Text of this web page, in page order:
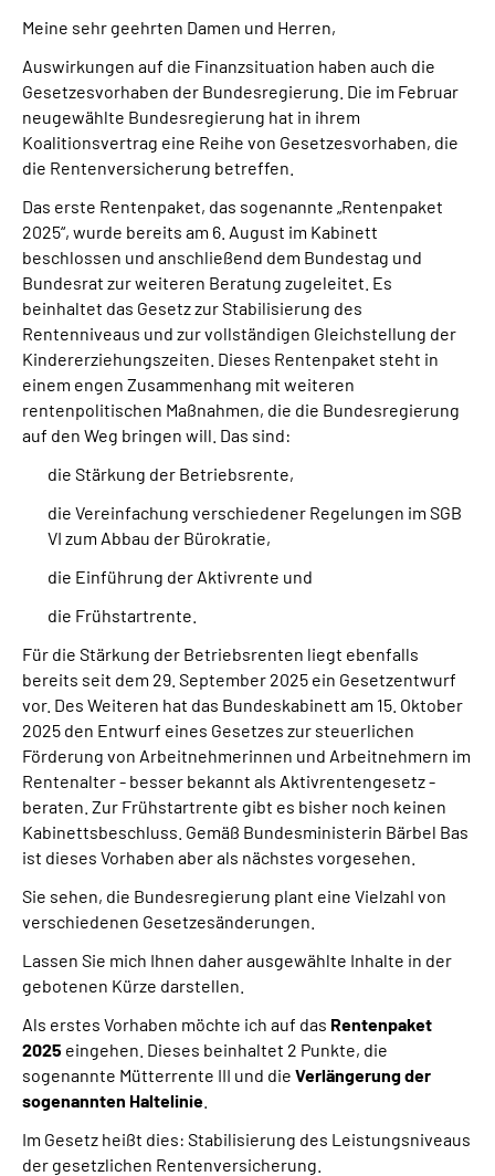
Meine sehr geehrten Damen und Herren,
Auswirkungen auf die Finanzsituation haben auch die
Gesetzesvorhaben der Bundesregierung. Die im Februar
neugewählte Bundesregierung hat in ihrem
Koalitionsvertrag eine Reihe von Gesetzesvorhaben, die
die Rentenversicherung betreffen.
Das erste Rentenpaket, das sogenannte „Rentenpaket
2025“, wurde bereits am 6. August im Kabinett
beschlossen und anschließend dem Bundestag und
Bundesrat zur weiteren Beratung zugeleitet. Es
beinhaltet das Gesetz zur Stabilisierung des
Rentenniveaus und zur vollständigen Gleichstellung der
Kindererziehungszeiten. Dieses Rentenpaket steht in
einem engen Zusammenhang mit weiteren
rentenpolitischen Maßnahmen, die die Bundesregierung
auf den Weg bringen will. Das sind:
die Stärkung der Betriebsrente,
die Vereinfachung verschiedener Regelungen im SGB
VI zum Abbau der Bürokratie,
die Einführung der Aktivrente und
die Frühstartrente.
Für die Stärkung der Betriebsrenten liegt ebenfalls
bereits seit dem 29. September 2025 ein Gesetzentwurf
vor. Des Weiteren hat das Bundeskabinett am 15. Oktober
2025 den Entwurf eines Gesetzes zur steuerlichen
Förderung von Arbeitnehmerinnen und Arbeitnehmern im
Rentenalter - besser bekannt als Aktivrentengesetz -
beraten. Zur Frühstartrente gibt es bisher noch keinen
Kabinettsbeschluss. Gemäß Bundesministerin Bärbel Bas
ist dieses Vorhaben aber als nächstes vorgesehen.
Sie sehen, die Bundesregierung plant eine Vielzahl von
verschiedenen Gesetzesänderungen.
Lassen Sie mich Ihnen daher ausgewählte Inhalte in der
gebotenen Kürze darstellen.
Als erstes Vorhaben möchte ich auf das Rentenpaket
2025 eingehen. Dieses beinhaltet 2 Punkte, die
sogenannte Mütterrente III und die Verlängerung der
sogenannten Haltelinie
Im Gesetz heißt dies: Stabilisierung des Leistungsniveaus
der gesetzlichen Rentenversicherung.